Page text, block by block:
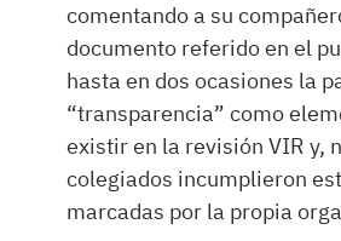
comentando a su
documento referido en el
hasta en dos ocasiones la
“transparencia” como
existir en la revisión VIR y,
colegiados incumplieron
marcadas por la propia